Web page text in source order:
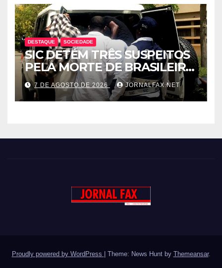
DESTAQUE SOCIEDADE
SIC DETÉM TRÊS SUSPEITOS
PELA MORTE DE BRASILEIRO
LIGADO AO TRÁFICO DE
DROGA EM LUANDA
7 DE AGOSTO DE 2026 JORNALFAX.NET
Proudly powered by WordPress Theme: News Hunt by Themeansar.